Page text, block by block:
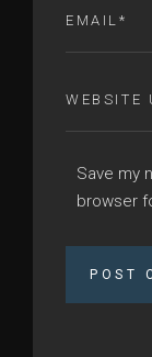
Save my
browser